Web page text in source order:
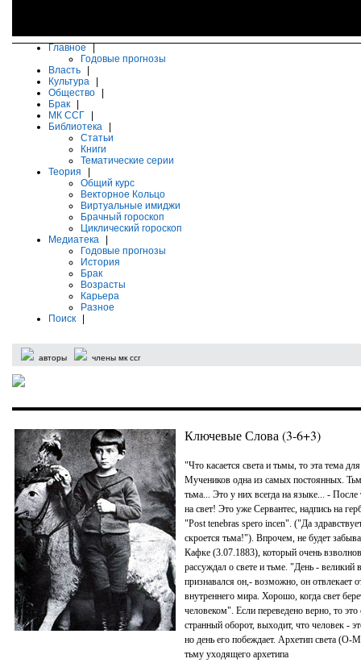
Главное
Годовые прогнозы
Власть
Культура
Общество
Брак
МК ССГ
Библиотека
Статьи
Книги
Тематические серии
Теория
Общий курс
Векторное Кольцо
Виртуальные имиджи
Брачный гороскоп
Циклический гороскоп
Медиатека
Годовые прогнозы
История
Брак
Возрасты
Карьера
Разное
Поиск
авторы члены мк ссг
Ключевые Слова (3-6+3)
"Что касается света и тьмы, то эта тема
Мучеников одна из самых постоянных.
тьма... Это у них всегда на языке... -
на свет! Это уже Сервантес, надпись на
"Post tenebras spero incen". ("Да
скроется тьма!"). Впрочем, не будет
Кафке (3.07.1883), который очень
рассуждал о свете и тьме. "День - великий
признавался он,- возможно, он отвлекает
внутреннего мира. Хорошо, когда свет
человеком". Если переведено верно, то это
странный оборот, выходит, что человек -
но день его побеждает. Архетип света (О-
тьму уходящего архетипа